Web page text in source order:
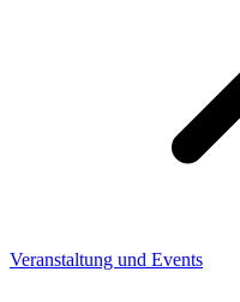
Veranstaltung und Events